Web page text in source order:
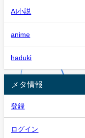
AI小説
anime
haduki
メタ情報
登録
ログイン